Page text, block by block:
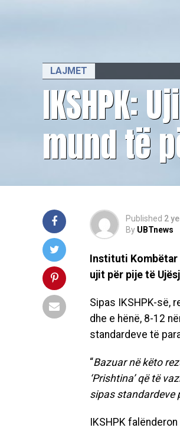
LAJMET
​IKSHPK:
mund të
Published 2
By UBTnews
Instituti Kombëtar
ujit për pije të
Sipas IKSHPK-së,
dhe e hënë, 8-12
standardeve të
“Bazuar në këto
‘Prishtina’ që të
sipas standardeve
IKSHPK